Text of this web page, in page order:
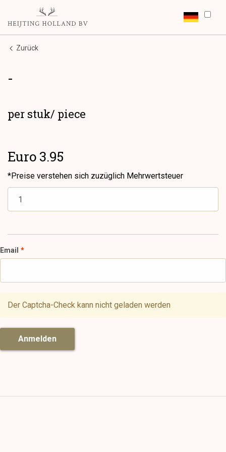
Zurück
-
per stuk/ piece
Euro 3.95
*Preise verstehen sich zuzüglich Mehrwertsteuer
Email
Der Captcha-Check kann nicht geladen werden
Anmelden